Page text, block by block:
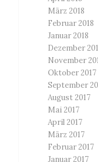
März 2018
Februar 2018
Januar 2018
Dezember
November
Oktober 2017
September
August 2017
Mai 2017
April 2017
März 2017
Februar 2017
Januar 2017